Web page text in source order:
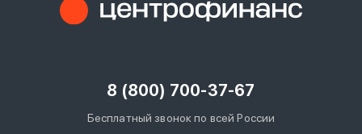
8 (800) 700-37-67
Бесплатный звонок по всей России